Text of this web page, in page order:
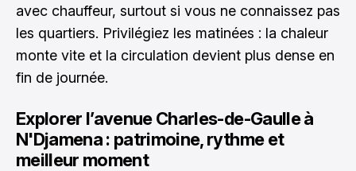
avec chauffeur, surtout si vous ne connaissez pas
les quartiers. Privilégiez les matinées : la chaleur
monte vite et la circulation devient plus dense en
fin de journée.
Explorer l’avenue Charles-de-Gaulle à
N'Djamena : patrimoine, rythme et
meilleur moment